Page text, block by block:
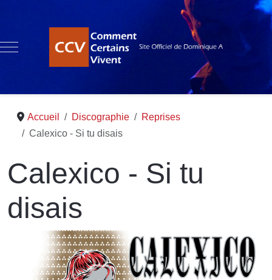
Mobile Menu Toggle
Accueil Discographie
Reprises
Calexico - Si tu disais
Calexico - Si tu
disais